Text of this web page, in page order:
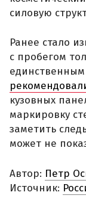
силовую
Ранее стало
с пробегом
кузовных
маркировку
заметить
может не
Автор: Петр
Источник: